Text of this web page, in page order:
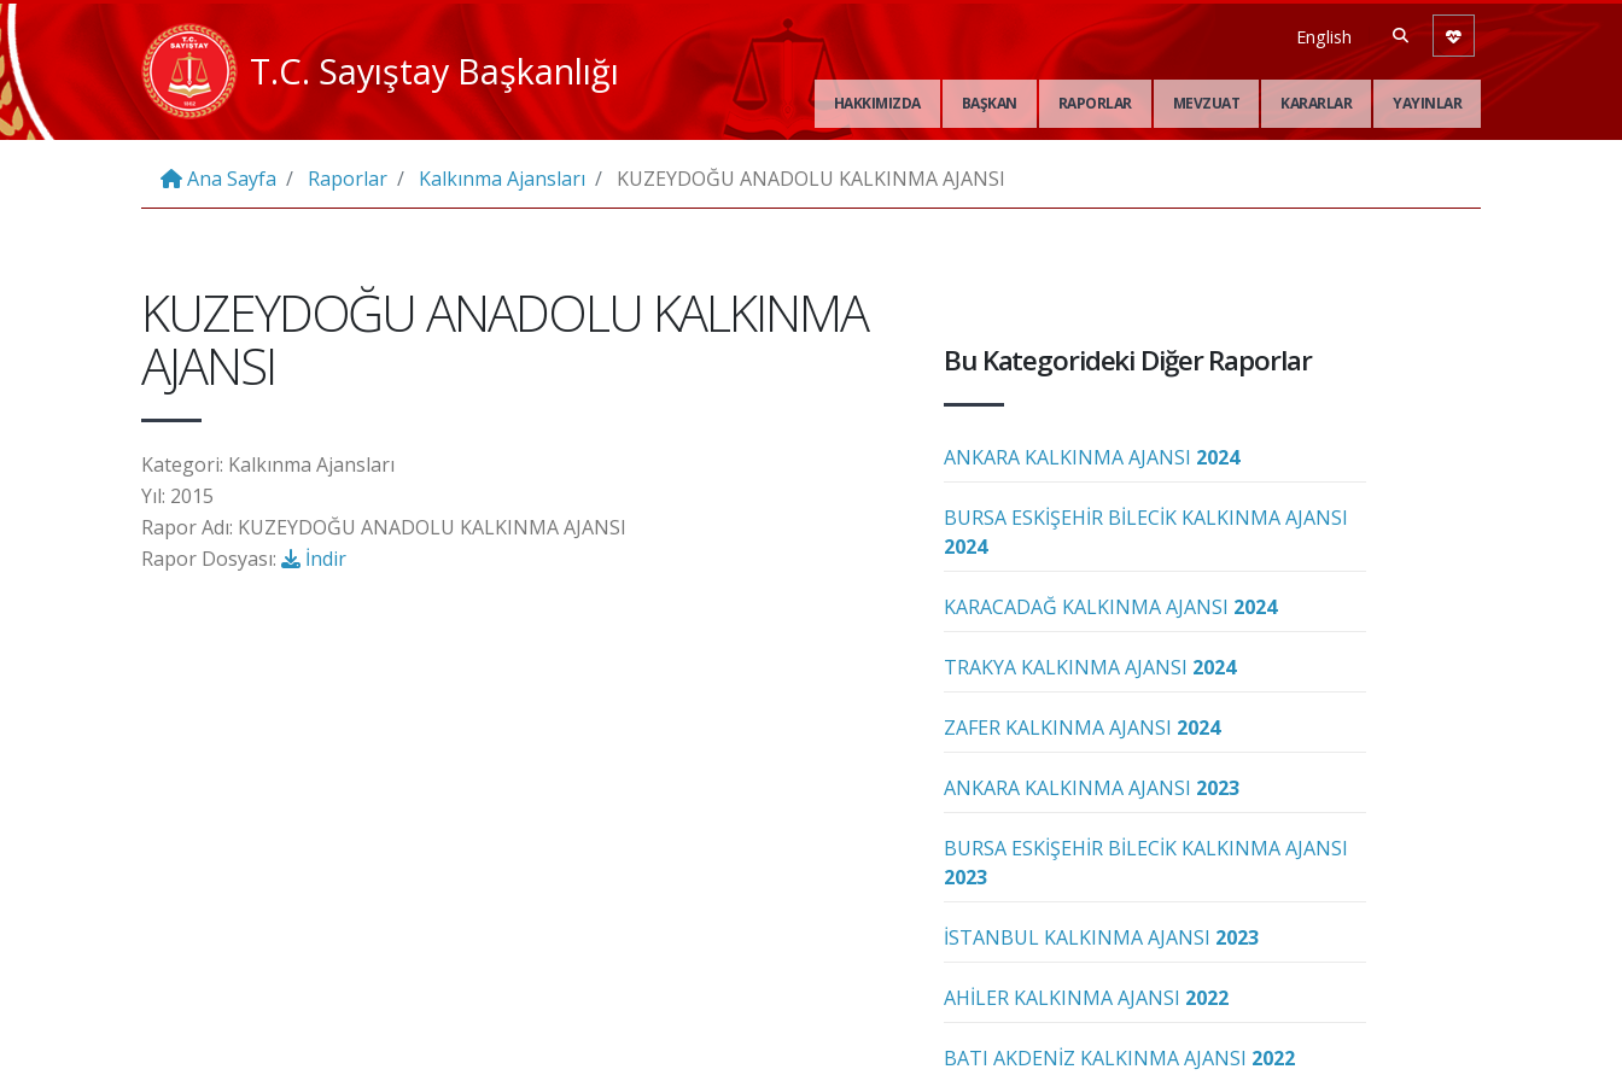
T.C. Sayıştay Başkanlığı
English
HAKKIMIZDA BAŞKAN RAPORLAR MEVZUAT KARARLAR YAYINLAR
Ana Sayfa Raporlar Kalkınma Ajansları KUZEYDOĞU ANADOLU KALKINMA AJANSI
KUZEYDOĞU ANADOLU KALKINMA
AJANSI
Kategori: Kalkınma Ajansları
Yıl: 2015
Rapor Adı: KUZEYDOĞU ANADOLU KALKINMA AJANSI
Rapor Dosyası:
İndir
Bu Kategorideki Diğer Raporlar
ANKARA KALKINMA AJANSI 2024
BURSA ESKİŞEHİR BİLECİK KALKINMA AJANSI
2024
KARACADAĞ KALKINMA AJANSI 2024
TRAKYA KALKINMA AJANSI 2024
ZAFER KALKINMA AJANSI 2024
ANKARA KALKINMA AJANSI 2023
BURSA ESKİŞEHİR BİLECİK KALKINMA AJANSI
2023
İSTANBUL KALKINMA AJANSI 2023
AHİLER KALKINMA AJANSI 2022
BATI AKDENİZ KALKINMA AJANSI 2022